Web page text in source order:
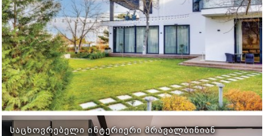
ᲡᲐᲪᲮᲝᲕᲠᲔᲑᲔᲚᲘ ᲘᲜᲢᲔᲠᲘᲔᲠᲘ ᲛᲠᲐᲕᲐᲚᲑᲘᲜᲘᲐᲜ